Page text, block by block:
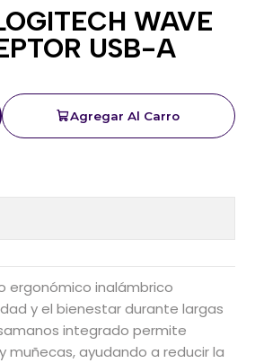
WAVE
USB-A
Agregar Al Carro
ergonómico inalámbrico
y el bienestar durante largas
integrado permite
ayudando a reducir la